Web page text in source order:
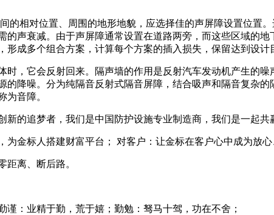
的相对位置、周围的地形地貌，应选择佳的声屏障设置位置
的声衰减。由于声屏障通常设置在道路两旁，而这些区域的
形成多个组合方案，计算每个方案的插入损失，保留达到设计
时，它会反射回来。隔声墙的作用是反射汽车发动机产生的
的降噪。分为纯隔音反射式隔音屏障，结合吸声和隔音复杂
为音障。
新的追梦者，我们是中国防护设施专业制造商，我们是一起共
为金标人搭建财富平台； 对客户：让金标在客户心中成为放心
距离、断后路。
谨：业精于勤，荒于嬉；勤勉：驽马十驾，功在不舍；